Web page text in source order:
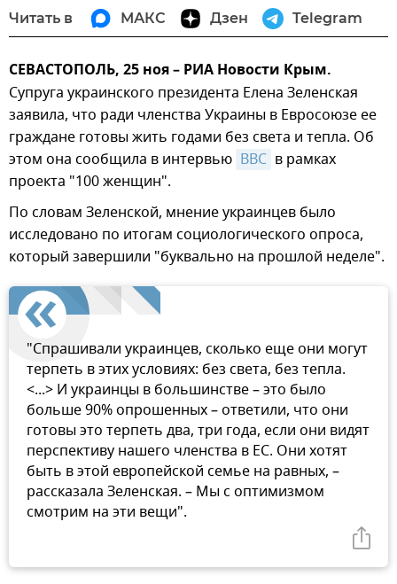
Читать в МАКС Дзен Telegram
СЕВАСТОПОЛЬ, 25 ноя – РИА Новости Крым.
Супруга украинского президента Елена Зеленская
заявила, что ради членства Украины в Евросоюзе ее
граждане готовы жить годами без света и тепла. Об
этом она сообщила в интервью BBC в рамках
проекта "100 женщин".
По словам Зеленской, мнение украинцев было
исследовано по итогам социологического опроса,
который завершили "буквально на прошлой неделе".
"Спрашивали украинцев, сколько еще они могут
терпеть в этих условиях: без света, без тепла.
<...> И украинцы в большинстве – это было
больше 90% опрошенных – ответили, что они
готовы это терпеть два, три года, если они видят
перспективу нашего членства в ЕС. Они хотят
быть в этой европейской семье на равных, –
рассказала Зеленская. – Мы с оптимизмом
смотрим на эти вещи".